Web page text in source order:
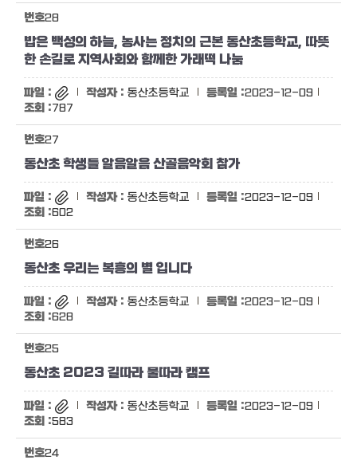
28
밥은 백성의 하늘, 농사는 정치의 근본 동산초등학교, 따뜻
한 손길로 지역사회와 함께한 가래떡 나눔
동산초등학교
2023-12-09
787
27
동산초 학생들 알음알음 산골음악회 참가
동산초등학교
2023-12-09
602
26
동산초 우리는 복흥의 별 입니다
동산초등학교
2023-12-09
628
25
동산초 2023 길따라 물따라 캠프
동산초등학교
2023-12-09
583
24